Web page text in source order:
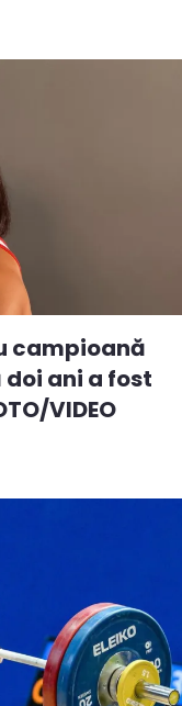
campioană
doi ani a fost
VIDEO